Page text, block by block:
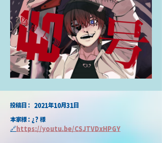
2021年10月31日
​投稿日：
本家様：¿? 様
🔗https://youtu.be/CSJTVDxHPGY